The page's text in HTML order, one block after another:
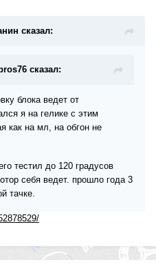
сказал:
сказал:
блока ведет от
я на гелике с этим
как на мл, на обгон не
тестил до 120 градусов
себя ведет. прошло года 3
тачке.